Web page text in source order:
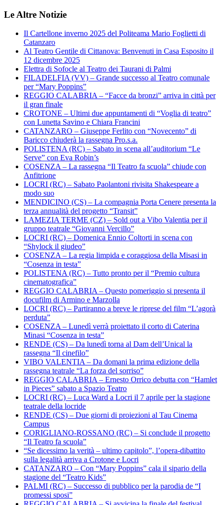
Le Altre Notizie
Il Cartellone inverno 2025 del Politeama Mario Foglietti di
Catanzaro
Al Teatro Gentile di Cittanova: Benvenuti in Casa Esposito il
12 dicembre 2025
Elettra di Sofocle al Teatro dei Taurani di Palmi
FILADELFIA (VV) – Grande successo al Teatro comunale
per “Mary Poppins”
REGGIO CALABRIA – “Facce da bronzi” arriva in città per
il gran finale
CROTONE – Ultimi due appuntamenti di “Voglia di teatro”
con Lunetta Savino e Chiara Francini
CATANZARO – Giuseppe Ferlito con “Novecento” di
Baricco chiuderà la rassegna Pro.s.a.
POLISTENA (RC) – Sabato in scena all’auditorium “Le
Serve” con Eva Robin’s
COSENZA – La rassegna “Il Teatro fa scuola” chiude con
Anfitrione
LOCRI (RC) – Sabato Paolantoni rivisita Shakespeare a
modo suo
MENDICINO (CS) – La compagnia Porta Cenere presenta la
terza annualità del progetto “Transit”
LAMEZIA TERME (CZ) – Sold out a Vibo Valentia per il
gruppo teatrale “Giovanni Vercillo”
LOCRI (RC) – Domenica Ennio Coltorti in scena con
“Shylock il giudeo”
COSENZA – La regia limpida e coraggiosa della Misasi in
“Cosenza in testa”
POLISTENA (RC) – Tutto pronto per il “Premio cultura
cinematografica”
REGGIO CALABRIA – Questo pomeriggio si presenta il
docufilm di Armino e Marzolla
LOCRI (RC) – Partiranno a breve le riprese del film “L’agorà
perduta”
COSENZA – Lunedì verrà proiettato il corto di Caterina
Minasi “Cosenza in testa”
RENDE (CS) – Da lunedì torna al Dam dell’Unical la
rassegna “Il cinefilo”
VIBO VALENTIA – Da domani la prima edizione della
rassegna teatrale “La forza del sorriso”
REGGIO CALABRIA – Ernesto Orrico debutta con “Hamlet
in Pieces” sabato a Spazio Teatro
LOCRI (RC) – Luca Ward a Locri il 7 aprile per la stagione
teatrale della locride
RENDE (CS) – Due giorni di proiezioni al Tau Cinema
Campus
CORIGLIANO-ROSSANO (RC) – Si conclude il progetto
“Il Teatro fa scuola”
“Se dicessimo la verità – ultimo capitolo”, l’opera-dibattito
sulla legalità arriva a Crotone e Locri
CATANZARO – Con “Mary Poppins” cala il sipario della
stagione del “Teatro Kids”
PALMI (RC) – Successo di pubblico per la parodia de “I
promessi sposi”